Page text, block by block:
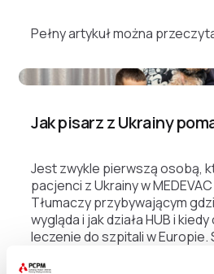
Pełny artykuł można
Natalia z synem
Jak pisarz z Ukrainy
Jest zwykle pierwszą osobą,
pacjenci z Ukrainy w
Tłumaczy przybywającym
wygląda i jak działa HUB i
leczenie do szpitali w Europie.